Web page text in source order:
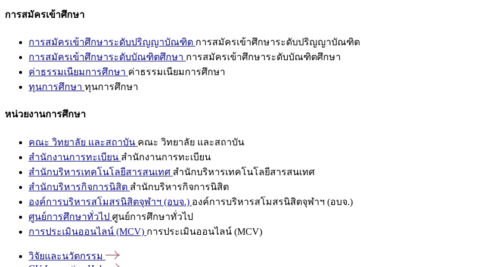
การสมัครเข้าศึกษา
การสมัครเข้าศึกษาระดับปริญญาบัณฑิต การสมัครเข้าศึกษาระดับปริญญาบัณฑิต
การสมัครเข้าศึกษาระดับบัณฑิตศึกษา การสมัครเข้าศึกษาระดับบัณฑิตศึกษา
ค่าธรรมเนียมการศึกษา ค่าธรรมเนียมการศึกษา
ทุนการศึกษา ทุนการศึกษา
หน่วยงานการศึกษา
คณะ วิทยาลัย และสถาบัน คณะ วิทยาลัย และสถาบัน
สำนักงานการทะเบียน สำนักงานการทะเบียน
สำนักบริหารเทคโนโลยีสารสนเทศ สำนักบริหารเทคโนโลยีสารสนเทศ
สำนักบริหารกิจการนิสิต สำนักบริหารกิจการนิสิต
องค์การบริหารสโมสรนิสิตจุฬาฯ (อบจ.) องค์การบริหารสโมสรนิสิตจุฬาฯ (อบจ.)
ศูนย์การศึกษาทั่วไป ศูนย์การศึกษาทั่วไป
การประเมินออนไลน์ (MCV) การประเมินออนไลน์ (MCV)
วิจัยและนวัตกรรม